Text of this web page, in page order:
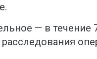
— в течение